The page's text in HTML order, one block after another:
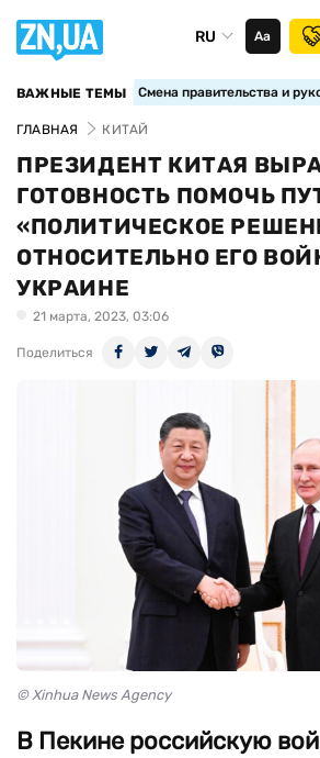
RU Аа
ВАЖНЫЕ ТЕМЫ Смена правительства и
ГЛАВНАЯ КИТАЙ
ПРЕЗИДЕНТ КИТАЯ
ГОТОВНОСТЬ ПОМОЧЬ
«ПОЛИТИЧЕСКОЕ
ОТНОСИТЕЛЬНО ЕГО
УКРАИНЕ
21 марта, 2023, 03:06
Поделиться
© Xinhua News Agency
В Пекине российскую